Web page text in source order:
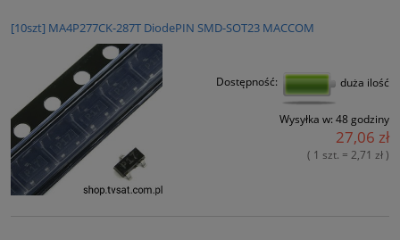
[10szt] MA4P277CK-287T DiodePIN SMD-SOT23 MACCOM
Dostępność: duża ilość
Wysyłka w: 48 godziny
27,06 zł
( 1 szt. = 2,71 zł )